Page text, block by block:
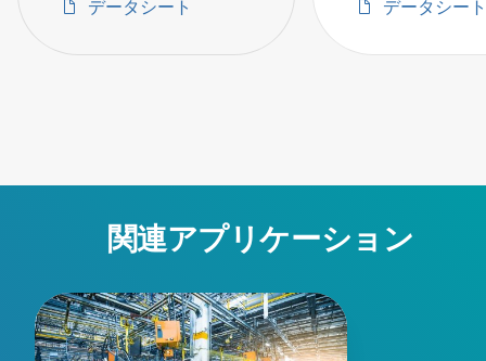
データシート
データシート
関連アプリケーション